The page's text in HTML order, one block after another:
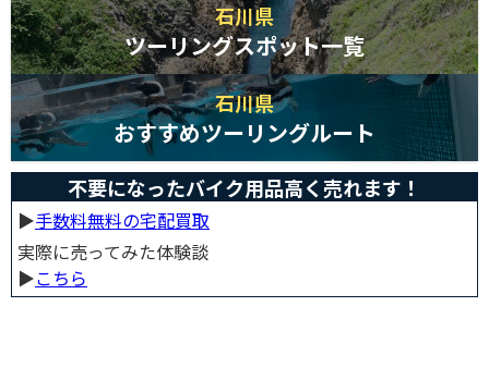
石川県
ツーリングスポット一覧
石川県
おすすめツーリングルート
不要になったバイク用品高く売れます！
▶︎手数料無料の宅配買取
実際に売ってみた体験談
▶︎こちら